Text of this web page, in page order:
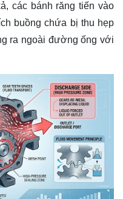
các bánh răng tiến vào
buồng chứa bị thu hẹp
ra ngoài đường ống với